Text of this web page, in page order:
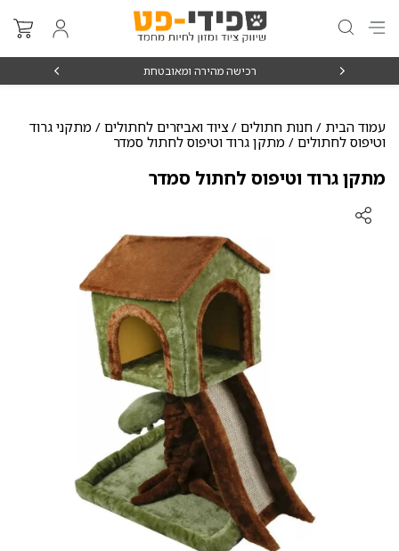
רכישה מהירה ומאובטחת
עמוד הבית / חנות חתולים / ציוד ואביזרים לחתולים / מתקני גרוד
וטיפוס לחתולים / מתקן גרוד וטיפוס לחתול סמדר
מתקן גרוד וטיפוס לחתול סמדר